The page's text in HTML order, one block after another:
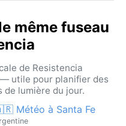
même fuseau
de Resistencia
utile pour planifier des
de lumière du jour.
Météo à Santa Fe